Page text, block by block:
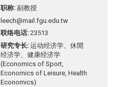
职称 副教授
leech@mail.fgu.edu.tw
联络电话 23513
研究专长 运动经济学、休閒
经济学、健康经济学
(Economics of Sport,
Economics of Leisure, Health
Economics)